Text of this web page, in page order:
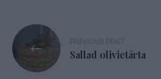
Inläggsnavigering
Sallad olivietårta